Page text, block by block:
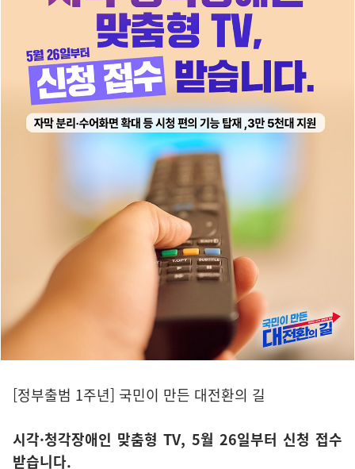
[정부출범 1주년] 국민이 만든 대전환의 길
시각·청각장애인 맞춤형 TV, 5월 26일부터 신청 접수
받습니다.